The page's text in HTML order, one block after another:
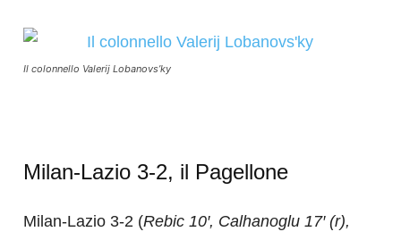
Il colonnello Valerij Lobanovs’ky
Milan-Lazio 3-2, il Pagellone
Milan-Lazio 3-2 (Rebic 10′, Calhanoglu 17′ (r),